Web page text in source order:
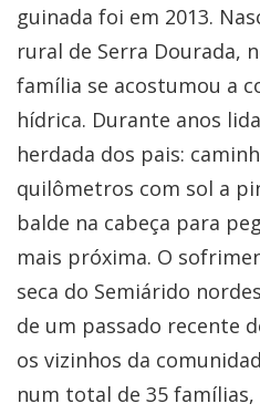
guinada foi em 2013.
rural de Serra Dourada,
família se acostumou a
hídrica. Durante anos
herdada dos pais:
quilômetros com sol a
balde na cabeça para
mais próxima. O
seca do Semiárido
de um passado recente
os vizinhos da
num total de 35